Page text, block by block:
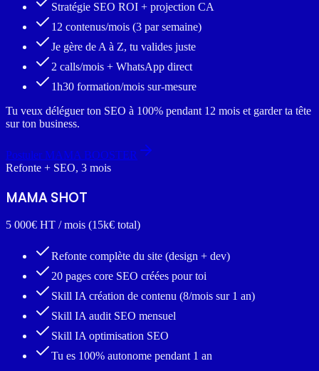
Stratégie SEO ROI + projection CA
12 contenus/mois (3 par semaine)
Je gère de A à Z, tu valides juste
2 calls/mois + WhatsApp direct
1h30 formation/mois sur-mesure
Tu veux déléguer ton SEO à 100% pendant 12 mois et garder ta tête
sur ton business.
Postuler MAMA BOOSTER
Refonte + SEO, 3 mois
MAMA SHOT
5 000€ HT / mois (15k€ total)
Refonte complète du site (design + dev)
20 pages core SEO créées pour toi
Skill IA création de contenu (8/mois sur 1 an)
Skill IA audit SEO mensuel
Skill IA optimisation SEO
Tu es 100% autonome pendant 1 an